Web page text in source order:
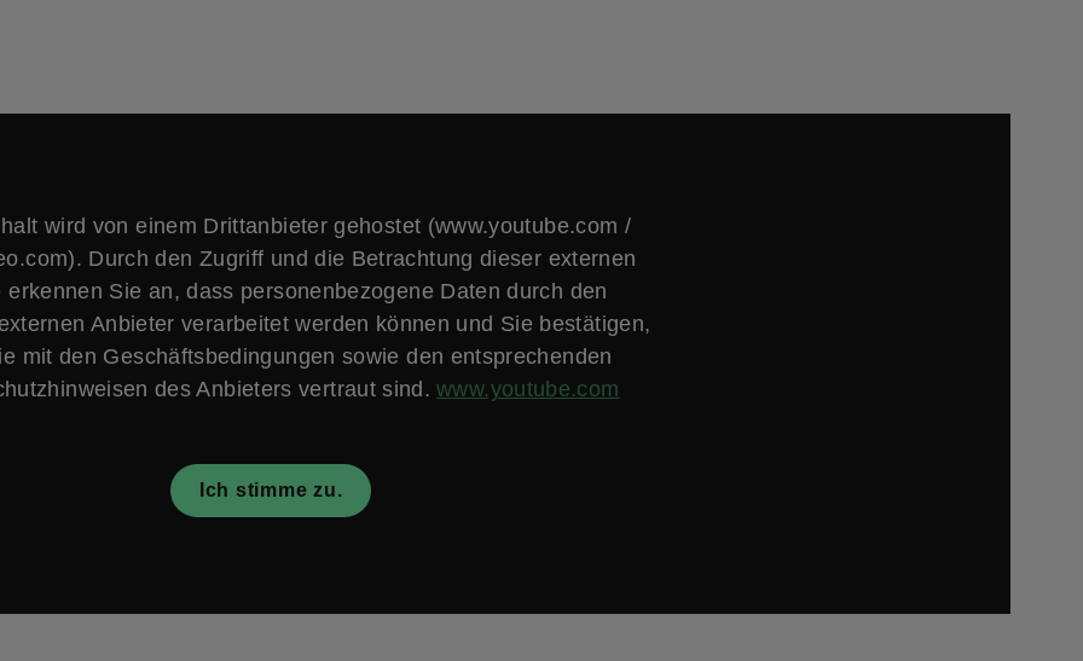
wird von einem Drittanbieter gehostet (www.youtube.com /
Durch den Zugriff und die Betrachtung dieser externen
erkennen Sie an, dass personenbezogene Daten durch den
Anbieter verarbeitet werden können und Sie bestätigen,
mit den Geschäftsbedingungen sowie den entsprechenden
des Anbieters vertraut sind. www.youtube.com
Ich stimme zu.